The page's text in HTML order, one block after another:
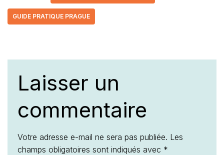
GUIDE PRATIQUE PRAGUE
Laisser un
commentaire
Votre adresse e-mail ne sera pas publiée. Les
champs obligatoires sont indiqués avec *